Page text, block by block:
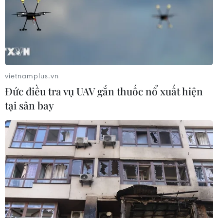
Người dân đeo khẩu trang phòng dịch COVID-19 tại Stuttgart,
Đức ngày 13/10/2020. (Ảnh: AFP/TTXVN)
Đó không phải là mối lo ngại đối với Trung
Quốc, quốc gia cho đến nay dường như đang
vượt qua đại dịch một cách mạnh mẽ nhất - ít
nhất là trong ngắn hạn. Nền kinh tế Trung Quốc
đã phục hồi nhanh chóng.
vietnamplus.vn
Đức điều tra vụ UAV gắn thuốc nổ xuất hiện
tại sân bay